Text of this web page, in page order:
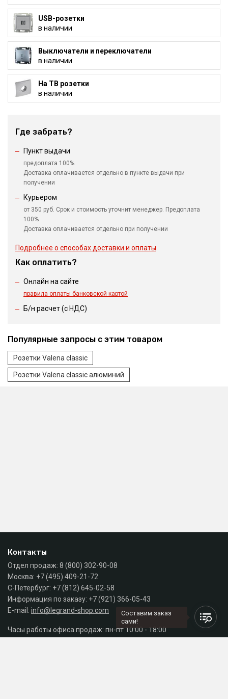
USB-розетки
в наличии
Выключатели и переключатели
в наличии
На ТВ розетки
в наличии
Где забрать?
Пункт выдачи
предоплата 100%
Доставка оплачивается отдельно в пункте выдачи при
получении
Курьером
от 350 руб. Срок и стоимость уточнит менеджер. Предоплата
100%
Доставка оплачивается отдельно при получении
Подробнее о способах доставки и оплаты
Как оплатить?
Онлайн на сайте
правила оплаты банковской картой
Б/н расчет (c НДС)
Популярные запросы с этим товаром
Розетки Valena classic
Розетки Valena classic алюминий
Контакты
Отдел продаж: 8 (800) 302-90-08
Москва: +7 (495) 409-21-72
С-Петербург: +7 (812) 645-02-58
Информация по заказу: +7 (921) 366-05-43
E-mail: info@legrand-shop.com
Часы работы офиса продаж: пн-пт 10:00 - 18:00
Составим заказ
сами!